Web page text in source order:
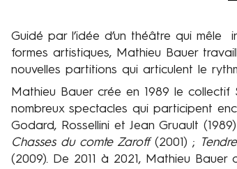
Guidé par l’idée d’un théâtre qui mêle
formes artistiques, Mathieu Bauer
nouvelles partitions qui articulent le
Mathieu Bauer crée en 1989 le
nombreux spectacles qui participent
Godard, Rossellini et Jean Gruault
Chasses du comte Zaroff(2001) ;
(2009). De 2011 à 2021, Mathieu